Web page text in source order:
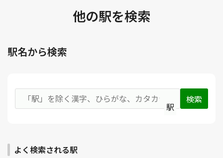
他の駅を検索
駅名から検索
駅
よく検索される駅